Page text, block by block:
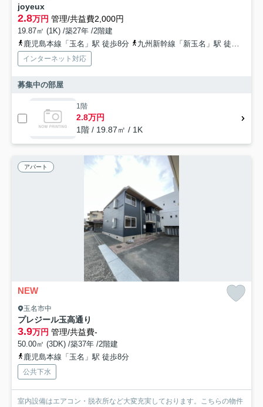
joyeux
2.8万円 管理/共益費2,000円
19.87㎡ (1K) /築27年 /2階建
鹿児島本線「玉名」駅 徒歩8分
九州新幹線「新玉名」駅 徒歩48分
インターネット対応
募集中の部屋
1階
2.8万円
1階 / 19.87㎡ / 1K
アパート
NEW
玉名市中
プレジール玉高通り
3.9万円 管理/共益費-
50.00㎡ (3DK) /築37年 /2階建
鹿児島本線「玉名」駅 徒歩8分
公共下水
室内設備はエアコン・脱衣所など大変充実しております。こちらの物件